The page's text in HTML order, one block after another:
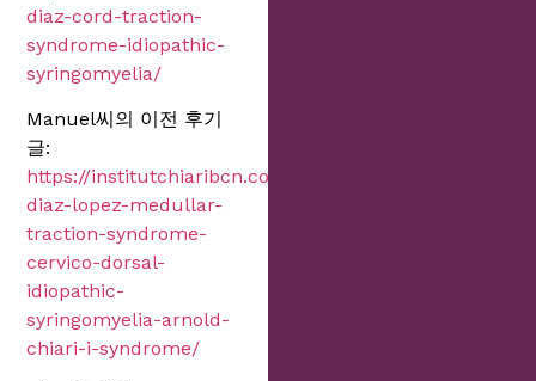
diaz-cord-traction-
syndrome-idiopathic-
syringomyelia/
Manuel씨의 이전 후기
글:
https://institutchiaribcn.com/ko/manuel-
diaz-lopez-medullar-
traction-syndrome-
cervico-dorsal-
idiopathic-
syringomyelia-arnold-
chiari-i-syndrome/